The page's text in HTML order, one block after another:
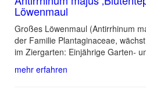
Löwenmaul
Großes Löwenmaul (Antirrhinum
der Familie Plantaginaceae,
im Ziergarten: Einjährige Garten-
mehr erfahren